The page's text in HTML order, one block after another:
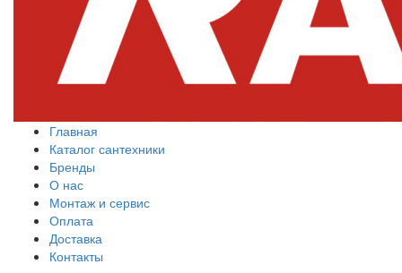
Главная
Каталог сантехники
Бренды
О нас
Монтаж и сервис
Оплата
Доставка
Контакты